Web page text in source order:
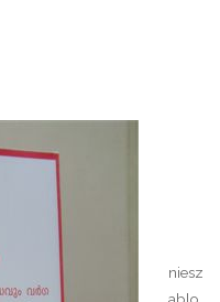
niesz
ablo